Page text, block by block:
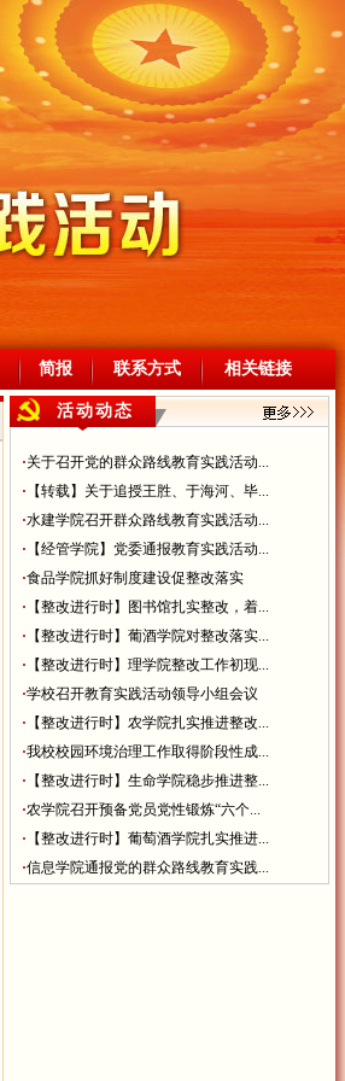
简报 联系方式 相关链接
活动动态
·关于召开党的群众路线教育实践活动...
· 【转载】关于追授王胜、于海河、毕...
·水建学院召开群众路线教育实践活动...
· 【经管学院】党委通报教育实践活动...
·食品学院抓好制度建设促整改落实
· 【整改进行时】图书馆扎实整改，着...
· 【整改进行时】葡酒学院对整改落实...
· 【整改进行时】理学院整改工作初现...
·学校召开教育实践活动领导小组会议
· 【整改进行时】农学院扎实推进整改...
·我校校园环境治理工作取得阶段性成...
· 【整改进行时】生命学院稳步推进整...
·农学院召开预备党员党性锻炼“六个...
· 【整改进行时】葡萄酒学院扎实推进...
·信息学院通报党的群众路线教育实践...